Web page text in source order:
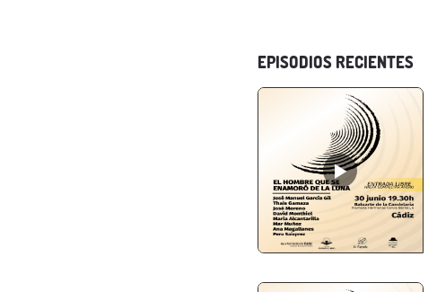
EPISODIOS RECIENTES